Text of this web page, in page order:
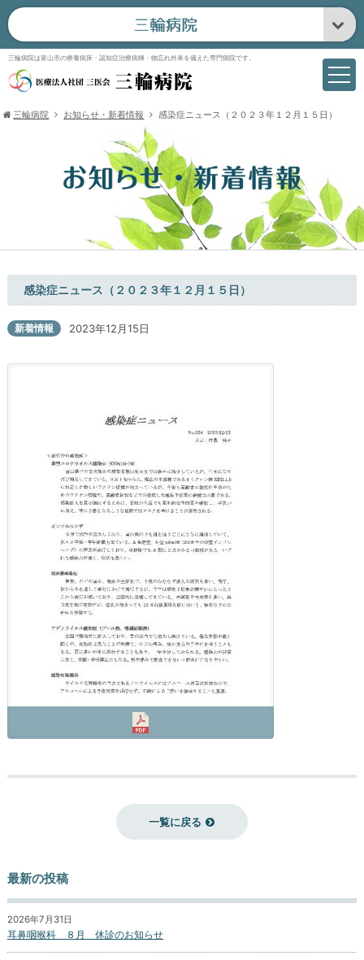
三輪病院は富山市の療養病床・認知症治療病棟・物忘れ外来を備えた専門病院です。
三輪病院 お知らせ・新着情報 感染症ニュース（２０２３年１２月１５日）
感染症ニュース（２０２３年１２月１５日）
新着情報 2023年12月15日
一覧に戻る
最新の投稿
2026年7月31日
耳鼻咽喉科 ８月 休診のお知らせ